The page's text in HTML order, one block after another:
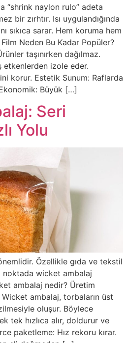
“shrink naylon rulo” adeta
bir zırhtır. Isı uygulandığında
sıkıca sarar. Hem koruma hem
Neden Bu Kadar Popüler?
taşınırken dağılmaz.
etkenlerden izole eder.
korur. Estetik Sunum: Raflarda
Büyük […]
Seri
Yolu
Özellikle gıda ve tekstil
wicket ambalaj
ambalaj nedir? Üretim
Wicket ambalaj, torbaların üst
oluşur. Böylece
tek hızlıca alır, doldurur ve
paketleme: Hız rekoru kırar.